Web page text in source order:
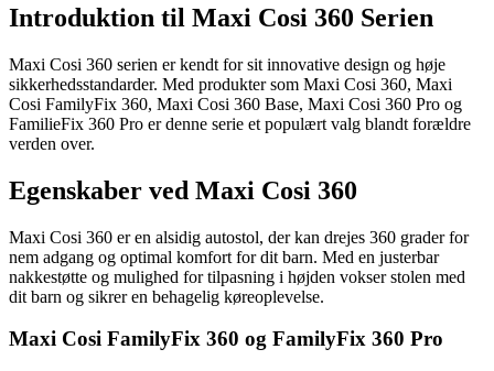
Introduktion til Maxi Cosi 360 Serien
Maxi Cosi 360 serien er kendt for sit innovative design og høje
sikkerhedsstandarder. Med produkter som Maxi Cosi 360, Maxi
Cosi FamilyFix 360, Maxi Cosi 360 Base, Maxi Cosi 360 Pro og
FamilieFix 360 Pro er denne serie et populært valg blandt forældre
verden over.
Egenskaber ved Maxi Cosi 360
Maxi Cosi 360 er en alsidig autostol, der kan drejes 360 grader for
nem adgang og optimal komfort for dit barn. Med en justerbar
nakkestøtte og mulighed for tilpasning i højden vokser stolen med
dit barn og sikrer en behagelig køreoplevelse.
Maxi Cosi FamilyFix 360 og FamilyFix 360 Pro